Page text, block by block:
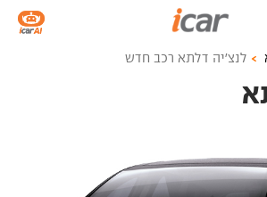
לנצ'יה דלתא רכב חדש